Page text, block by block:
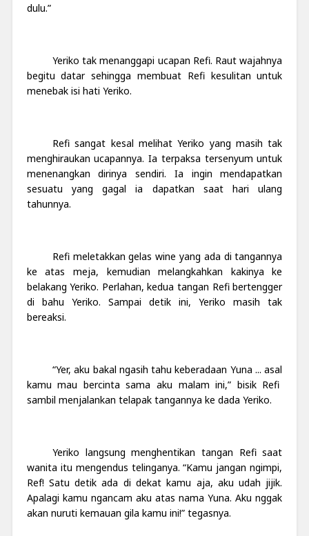
dulu.”
Yeriko tak menanggapi ucapan Refi. Raut wajahnya
begitu datar sehingga membuat Refi kesulitan untuk
menebak isi hati Yeriko.
Refi sangat kesal melihat Yeriko yang masih tak
menghiraukan ucapannya. Ia terpaksa tersenyum untuk
menenangkan dirinya sendiri. Ia ingin mendapatkan
sesuatu yang gagal ia dapatkan saat hari ulang
tahunnya.
Refi meletakkan gelas wine yang ada di tangannya
ke atas meja, kemudian melangkahkan kakinya ke
belakang Yeriko. Perlahan, kedua tangan Refi bertengger
di bahu Yeriko. Sampai detik ini, Yeriko masih tak
bereaksi.
“Yer, aku bakal ngasih tahu keberadaan Yuna ... asal
kamu mau bercinta sama aku malam ini,” bisik Refi
sambil menjalankan telapak tangannya ke dada Yeriko.
Yeriko langsung menghentikan tangan Refi saat
wanita itu mengendus telinganya. “Kamu jangan ngimpi,
Ref! Satu detik ada di dekat kamu aja, aku udah jijik.
Apalagi kamu ngancam aku atas nama Yuna. Aku nggak
akan nuruti kemauan gila kamu ini!” tegasnya.